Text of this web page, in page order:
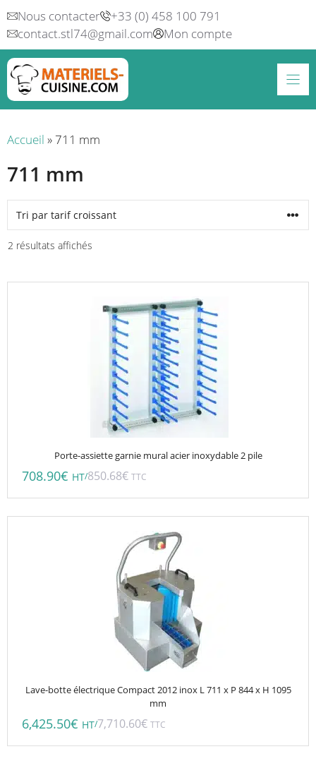
Aller
au
contenu
Nous contacter
+33 (0) 458 100 791
contact.stl74@gmail.com
Mon compte
Accueil » 711 mm
711 mm
2 résultats affichés
Porte-assiette garnie mural acier inoxydable 2 pile
708.90€ HT/850.68€ TTC
Lave-botte électrique Compact 2012 inox L 711 x P 844 x H 1095
mm
6,425.50€ HT/7,710.60€ TTC